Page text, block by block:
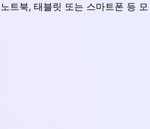
트북, 태블릿 또는 스마트폰 등 모